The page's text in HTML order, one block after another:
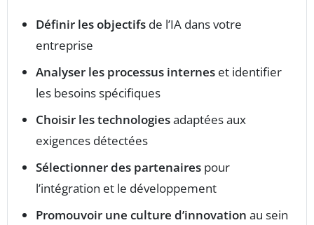
Définir les objectifs de l’IA dans votre
entreprise
Analyser les processus internes et identifier
les besoins spécifiques
Choisir les technologiesadaptées aux
exigences détectées
Sélectionner des partenaires pour
l’intégration et le développement
Promouvoir une culture d’innovation au sein